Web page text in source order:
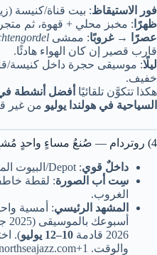
فور الاستيقاظ: بيت قناة/كنيسة (زيارة
ظهرًا : مخبز محلي + قهوة، ثم
عصرًا → غروبًا: ممشى
قارب قصير إن كان الهواء هادئًا.
ليلًا: موسيقى حجرة داخل كنيسة/
خفيف.
هكذا تتكوَّن تلقائيًا أفضل أنشطة في
السياحية في هولندا يوليو من غير
4) روتردام — صُنعُ مساءٍ واحدٍ مُشبِع (بدون إنهاك)
داخلٌ قوي: Depot/البيوت المكعّبة صباحًا (ساعة وربع تكفي).
سِت أب الصورة: لقطة
الغروب.
المشهد الرئيسي: أمسية
أسبوعك بالموسيقى (2025 جرت أيام
2026 قادمة
10–12 يوليو
).
والوقت. northseajazz.com+1